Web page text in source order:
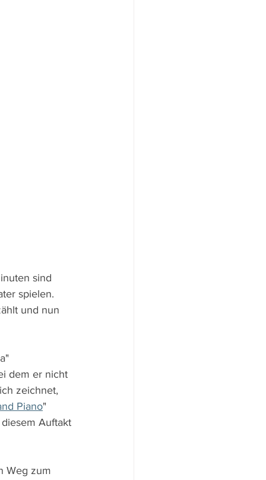
sind
spielen.
und nun
dem er nicht
zeichnet,
Piano"
Auftakt
Weg zum